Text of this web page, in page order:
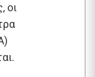
οι